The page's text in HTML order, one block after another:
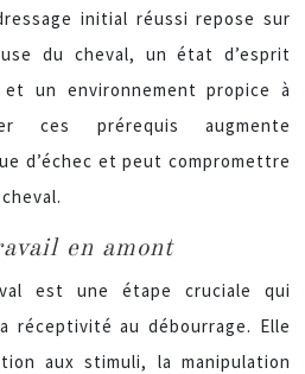
initial réussi repose sur
du cheval, un état d’esprit
un environnement propice à
ces prérequis augmente
d’échec et peut compromettre
en amont
est une étape cruciale qui
réceptivité au débourrage. Elle
aux stimuli, la manipulation